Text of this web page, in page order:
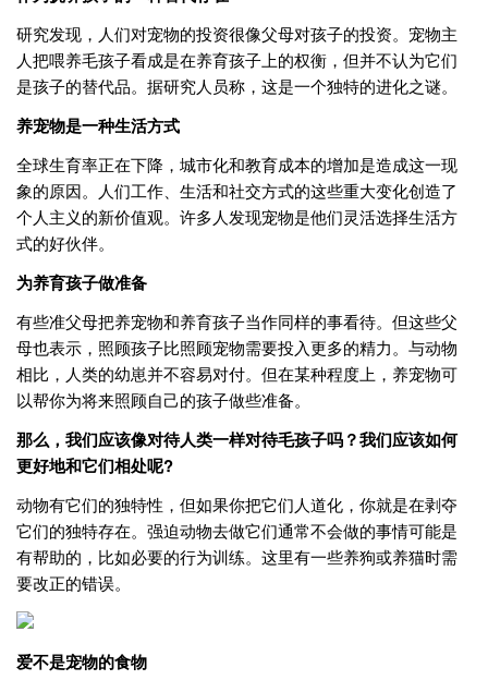
研究发现，人们对宠物的投资很像父母对孩子的投资。宠物主
人把喂养毛孩子看成是在养育孩子上的权衡，但并不认为它们
是孩子的替代品。据研究人员称，这是一个独特的进化之谜。
养宠物是一种生活方式
全球生育率正在下降，城市化和教育成本的增加是造成这一现
象的原因。人们工作、生活和社交方式的这些重大变化创造了
个人主义的新价值观。许多人发现宠物是他们灵活选择生活方
式的好伙伴。
为养育孩子做准备
有些准父母把养宠物和养育孩子当作同样的事看待。但这些父
母也表示，照顾孩子比照顾宠物需要投入更多的精力。与动物
相比，人类的幼崽并不容易对付。但在某种程度上，养宠物可
以帮你为将来照顾自己的孩子做些准备。
那么，我们应该像对待人类一样对待毛孩子吗？我们应该如何
更好地和它们相处呢?
动物有它们的独特性，但如果你把它们人道化，你就是在剥夺
它们的独特存在。强迫动物去做它们通常不会做的事情可能是
有帮助的，比如必要的行为训练。这里有一些养狗或养猫时需
要改正的错误。
爱不是宠物的食物